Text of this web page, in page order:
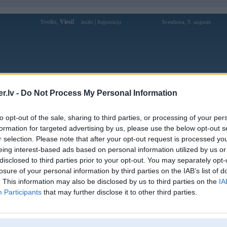
- Do Not Process My Personal Information
opt-out of the sale, sharing to third parties, or processing of your
for targeted advertising by us, please use the below opt-out
selection. Please note that after your opt-out request is processed
interest-based ads based on personal information utilized by us
to third parties prior to your opt-out. You may separately
of your personal information by third parties on the IAB’s list of
This information may also be disclosed by us to third parties on the
Participants that may further disclose it to other third parties.
Sveiks, Viesi! Ienākt Reģistrācija Svetdiena, 9. augusts
Forums Galerijas Reģistrācija Lietotāji
Lietotāja Au88band profils
Lietotājvārds:
Au88band
Nodarbošanās:
AU88
Ziņojumi forumā:
0
[Pēdējie ziņojumi forumā]